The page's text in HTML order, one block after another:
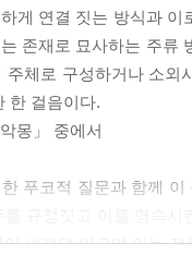
게 연결 짓는 방식과
존재로 묘사하는 주류
체로 구성하거나 소외
한 걸음이다.
몽」 중에서
푸코적 질문과 함께
내재돼 있으며 이는